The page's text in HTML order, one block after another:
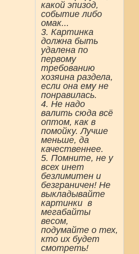
какой эпизод,
событие либо
омак...
3. Картинка
должна быть
удалена по
первому
требованию
хозяина раздела,
если она ему не
понравилась.
4. Не надо
валить сюда всё
оптом, как в
помойку. Лучше
меньше, да
качественнее.
5. Помните, не у
всех инет
безлимитен и
безграничен! Не
выкладывайте
картинки в
мегабайты
весом,
подумайте о тех,
кто их будет
смотреть!